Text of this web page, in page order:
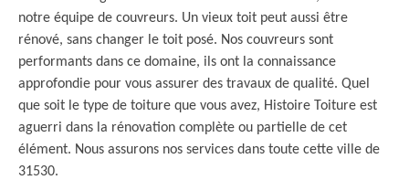
notre équipe de couvreurs. Un vieux toit peut aussi être
rénové, sans changer le toit posé. Nos couvreurs sont
performants dans ce domaine, ils ont la connaissance
approfondie pour vous assurer des travaux de qualité. Quel
que soit le type de toiture que vous avez, Histoire Toiture est
aguerri dans la rénovation complète ou partielle de cet
élément. Nous assurons nos services dans toute cette ville de
31530.